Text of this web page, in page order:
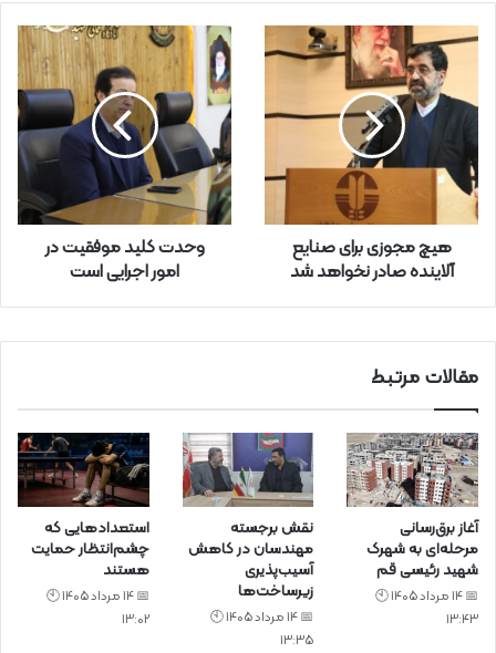
ل
د
و
ا
ر
د
هیچ مجوزی برای صنایع
آلاینده صادر نخواهد شد
وحدت کلید موفقیت در
امور اجرایی است
مقالات مرتبط
آغاز برق‌رسانی
مرحله‌ای به شهرک
شهید رئیسی قم
📅 14 مرداد 1405 🕙
13:43
نقش برجسته
مهندسان در کاهش
آسیب‌پذیری
زیرساخت‌ها
📅 14 مرداد 1405 🕙
13:35
استعدادهایی که
چشم‌انتظار حمایت
هستند
📅 14 مرداد 1405 🕙
13:02